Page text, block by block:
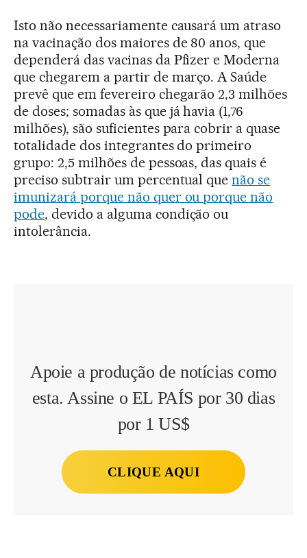
Isto não necessariamente causará um atraso
na vacinação dos maiores de 80 anos, que
dependerá das vacinas da Pfizer e Moderna
que chegarem a partir de março. A Saúde
prevê que em fevereiro chegarão 2,3 milhões
de doses; somadas às que já havia (1,76
milhões), são suficientes para cobrir a quase
totalidade dos integrantes do primeiro
grupo: 2,5 milhões de pessoas, das quais é
preciso subtrair um percentual quenão se
imunizará porque não quer ou porque não
pode, devido a alguma condição ou
intolerância.
Apoie a produção de notícias como
esta. Assine o EL PAÍS por 30 dias
por 1 US$
CLIQUE AQUI